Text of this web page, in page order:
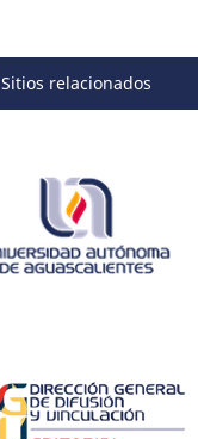
Sitios relacionados